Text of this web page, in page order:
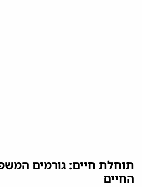
תוחלת חיים: גורמים
החיים